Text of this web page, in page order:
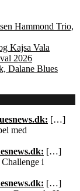
Hammond Trio,
Kajsa Vala
2026
Dalane Blues
[…]
med
[…]
i
[…]